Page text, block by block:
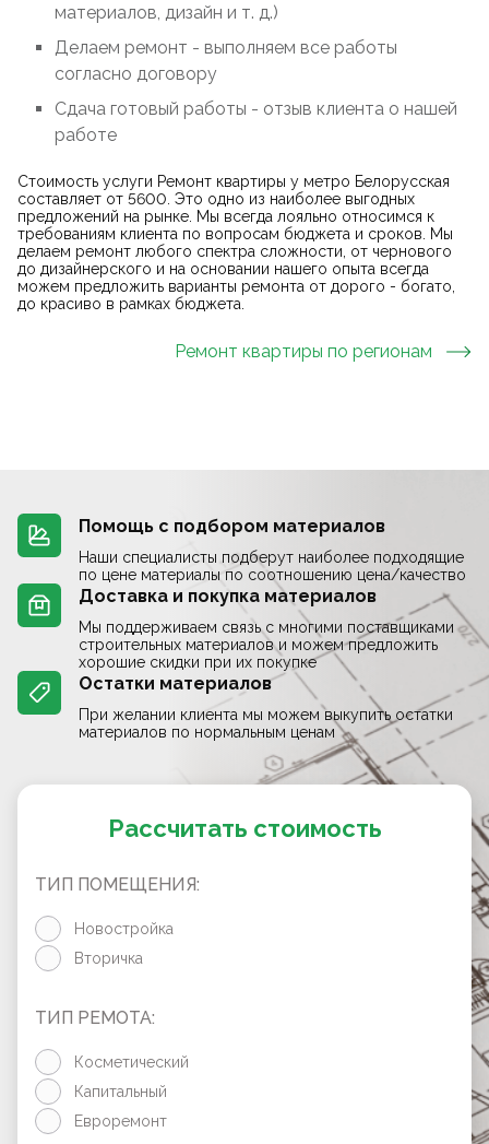
материалов, дизайн и т. д.)
Делаем ремонт - выполняем все работы
согласно договору
Сдача готовый работы - отзыв клиента о нашей
работе
Стоимость услуги Ремонт квартиры у метро Белорусская
составляет от 5600. Это одно из наиболее выгодных
предложений на рынке. Мы всегда лояльно относимся к
требованиям клиента по вопросам бюджета и сроков. Мы
делаем ремонт любого спектра сложности, от чернового
до дизайнерского и на основании нашего опыта всегда
можем предложить варианты ремонта от дорого - богато,
до красиво в рамках бюджета.
Ремонт квартиры по регионам
Помощь с подбором материалов
Наши специалисты подберут наиболее подходящие
по цене материалы по соотношению цена/качество
Доставка и покупка материалов
Мы поддерживаем связь с многими поставщиками
строительных материалов и можем предложить
хорошие скидки при их покупке
Остатки материалов
При желании клиента мы можем выкупить остатки
материалов по нормальным ценам
Рассчитать стоимость
ТИП ПОМЕЩЕНИЯ:
Новостройка
Вторичка
ТИП РЕМОТА:
Косметический
Капитальный
Евроремонт